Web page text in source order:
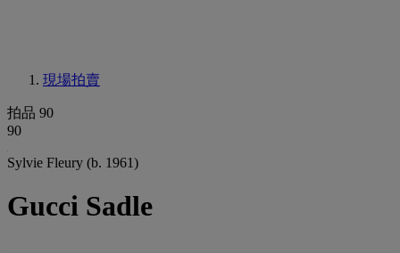
現場拍賣
拍品 90
90
Sylvie Fleury (b. 1961)
Gucci Sadle